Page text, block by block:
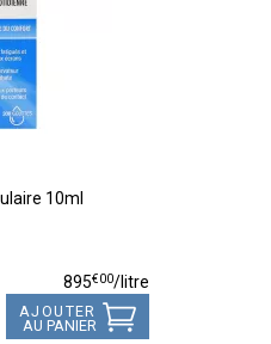
10ml
895€00/litre
AJOUTER
AU PANIER